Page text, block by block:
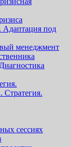
Адаптация под
менеджмент
Стратегия.
сессиях